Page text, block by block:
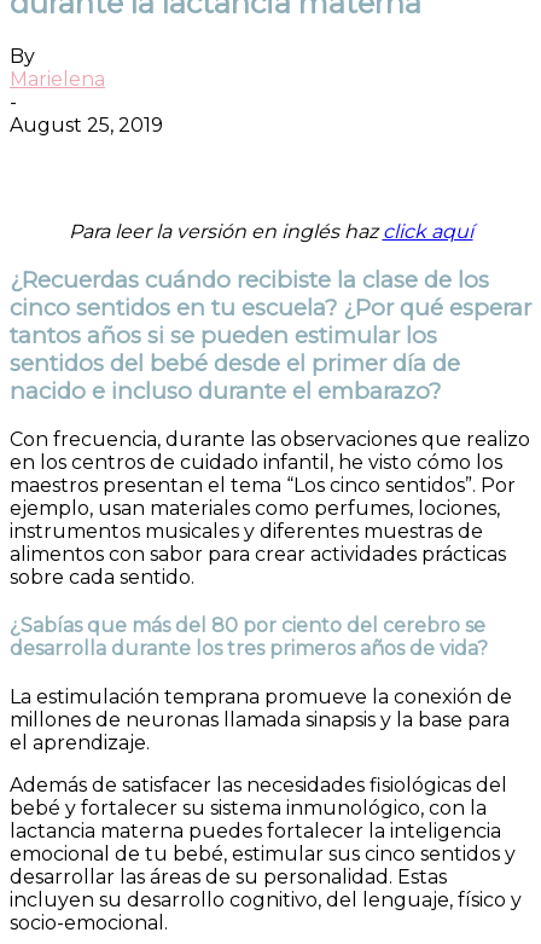
By
Marielena
-
August 25, 2019
Para leer la versión en inglés hazclick aquí
¿Recuerdas cuándo recibiste la clase de los
cinco sentidos en tu escuela? ¿Por qué esperar
tantos años si se pueden estimular los
sentidos del bebé desde el primer día de
nacido e incluso durante el embarazo?
Con frecuencia, durante las observaciones que realizo
en los centros de cuidado infantil, he visto cómo los
maestros presentan el tema “Los cinco sentidos”. Por
ejemplo, usan materiales como perfumes, lociones,
instrumentos musicales y diferentes muestras de
alimentos con sabor para crear actividades prácticas
sobre cada sentido.
¿Sabías que más del 80 por ciento del cerebro se
desarrolla durante los tres primeros años de vida?
La estimulación temprana promueve la conexión de
millones de neuronas llamada sinapsis y la base para
el aprendizaje.
Además de satisfacer las necesidades fisiológicas del
bebé y fortalecer su sistema inmunológico, con la
lactancia materna puedes fortalecer la inteligencia
emocional de tu bebé, estimular sus cinco sentidos y
desarrollar las áreas de su personalidad. Estas
incluyen su desarrollo cognitivo, del lenguaje, físico y
socio-emocional.